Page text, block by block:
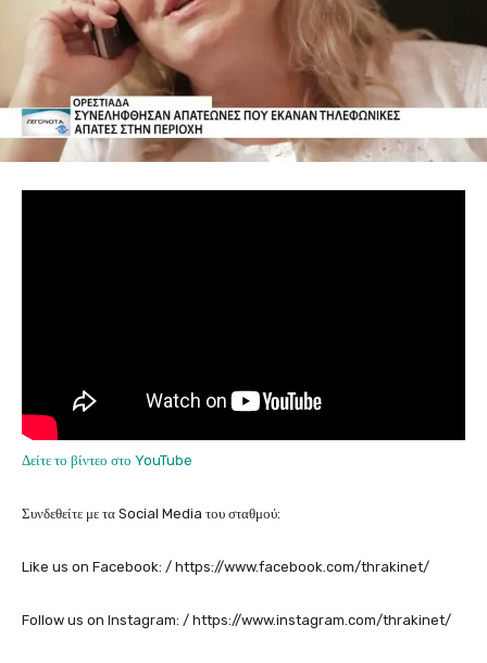
Δείτε το βίντεο στο YouTube
Συνδεθείτε με τα Social Media του σταθμού:
Like us on Facebook: / https://www.facebook.com/thrakinet/
Follow us on Instagram: / https://www.instagram.com/thrakinet/